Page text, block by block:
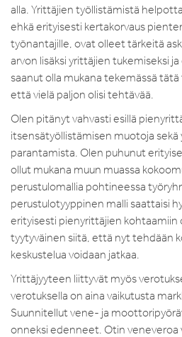
alla. Yrittäjien työllistämistä
ehkä erityisesti kertakorvaus
työnantajille, ovat olleet tärkeitä
arvon lisäksi yrittäjien tukemiseksi
saanut olla mukana tekemässä
että vielä paljon olisi tehtävää.
Olen pitänyt vahvasti esillä
itsensätyöllistämisen muotoja sekä
parantamista. Olen puhunut
ollut mukana muun muassa
perustulomallia pohtineessa
perustulotyyppinen malli saattaisi
erityisesti pienyrittäjien
tyytyväinen siitä, että nyt tehdään
keskustelua voidaan jatkaa.
Yrittäjyyteen liittyvät myös
verotuksella on aina vaikutusta
Suunnitellut vene- ja
onneksi edenneet. Otin veneveroa